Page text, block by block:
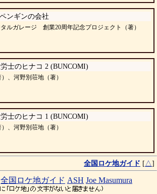
ンギンの会社
ルガレージ 創業20周年記念プロジェクト（著）
士のヒナコ 2 (BUNCOMI)
、河野別荘地（著）
士のヒナコ 1 (BUNCOMI)
、河野別荘地（著）
全国ロケ地ガイド [ △]
全国ロケ地ガイド ASH Joe Masumura